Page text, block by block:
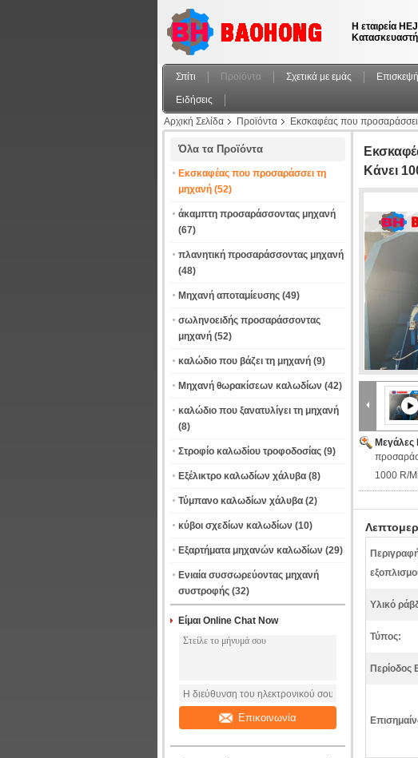
Η εταιρεία
Σπίτι Προϊόντα Σχετικά με εμάς
Ειδήσεις
Αρχική Σελίδα
Προϊόντα Εκσκαφέας που
Όλα τα Προϊόντα
Εκσκαφέας που προσαράσσει τη
μηχανή (52)
άκαμπτη προσαράσσοντας μηχανή
(67)
πλανητική προσαράσσοντας μηχανή
(48)
Μηχανή αποταμίευσης (49)
σωληνοειδής προσαράσσοντας
μηχανή (52)
καλώδιο που βάζει τη μηχανή (9)
Μηχανή θωρακίσεων καλωδίων (42)
καλώδιο που ξανατυλίγει τη μηχανή
(8)
Στροφίο καλωδίου τροφοδοσίας (9)
Εξέλικτρο καλωδίων χάλυβα (8)
Τύμπανο καλωδίων χάλυβα (2)
κύβοι σχεδίων καλωδίων (10)
Εξαρτήματα μηχανών καλωδίων (29)
Ενιαία συσσωρεύοντας μηχανή
συστροφής (32)
Είμαι Online Chat Now
Επικοινωνία
Κάνει
Μεγάλες
1000 R/
Υλικό
Τύπος:
Περίοδος